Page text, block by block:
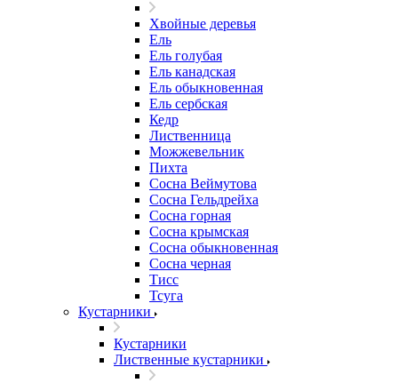
Хвойные деревья
Ель
Ель голубая
Ель канадская
Ель обыкновенная
Ель сербская
Кедр
Лиственница
Можжевельник
Пихта
Сосна Веймутова
Сосна Гельдрейха
Сосна горная
Сосна крымская
Сосна обыкновенная
Сосна черная
Тисс
Тсуга
Кустарники
Кустарники
Лиственные кустарники